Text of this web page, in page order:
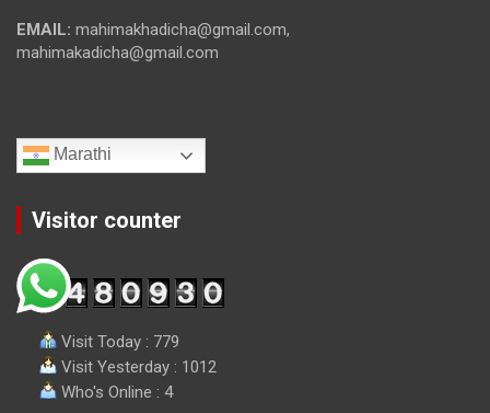
EMAIL: mahimakhadicha@gmail.com,
mahimakadicha@gmail.com
Marathi
Visitor counter
Visit Today : 779
Visit Yesterday : 1012
Who's Online : 4